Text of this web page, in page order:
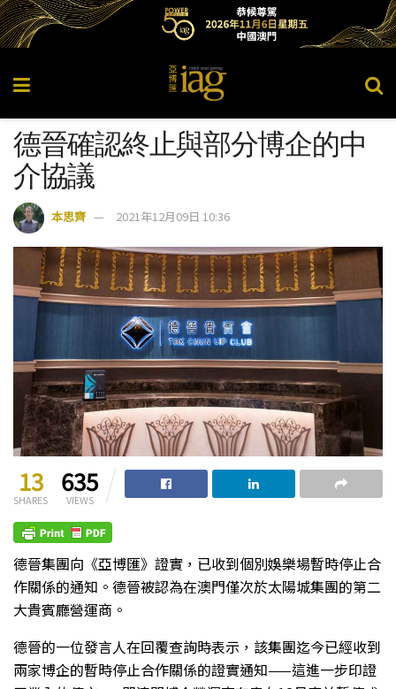
德晉確認終止與部分博企的中
介協議
本思齊 2021年12月09日 10:36
13
SHARES
635
VIEWS
德晉集團向《亞博匯》證實，已收到個別娛樂場暫時停止合
作關係的通知。德晉被認為在澳門僅次於太陽城集團的第二
大貴賓廳營運商。
德晉的一位發言人在回覆查詢時表示，該集團迄今已經收到
兩家博企的暫時停止合作關係的證實通知——這進一步印證